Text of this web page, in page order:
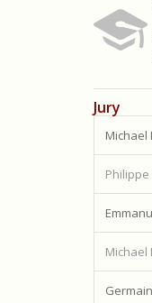
Jury
Michael
Philippe
Michael